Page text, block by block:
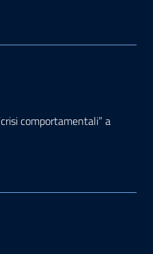
comportamentali” a